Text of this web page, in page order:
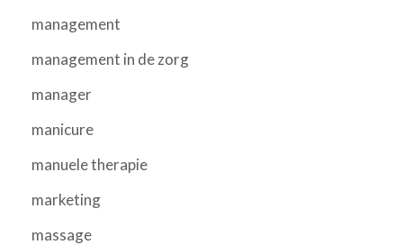
management
management in de zorg
manager
manicure
manuele therapie
marketing
massage